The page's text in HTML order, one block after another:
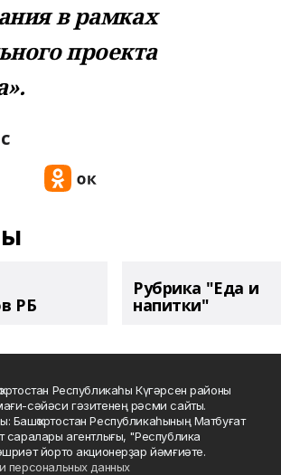
в рамках
проекта
РБ
Рубрика "Еда и
напитки"
Республикаһы Күгәрсен районы
сәйәси гәзитенең рәсми сайты.
Башҡортостан Республикаһының Матбуғат
саралары агентлығы, "Республика
йорто акционерҙар йәмғиәте.
персональных данных